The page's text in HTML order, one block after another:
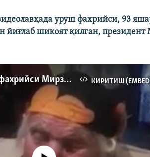
уруш фахрийси, 93
йиғлаб шикоят қилган,
КИРИТИШ
Вайронада яшаётган уруш фахрийси Мирзиёевдан ёрдам сўради
медиа-манба мавжуд эмас